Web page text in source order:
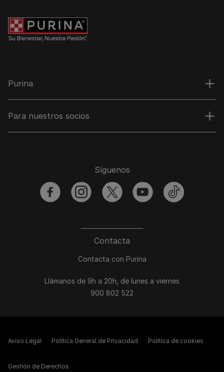
Purina
Para nuestros socios
Contacta
Contacta con Purina
Llámanos de 9h a 20h, de lunes a viernes
900 802 522
Síguenos
facebookinstagramtwitter youtubetiktok
Aviso Legal Política General de Privacidad Política de cookies
Gestión de Derechos